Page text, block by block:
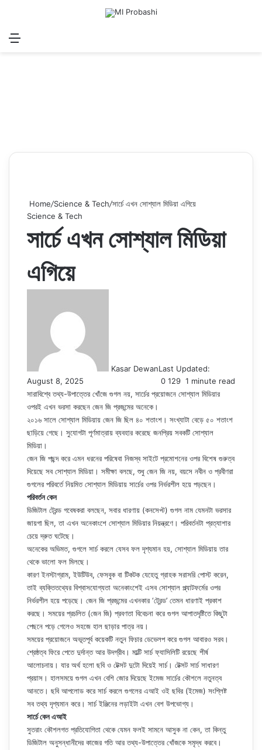
Menu
Home/Science & Tech/সার্চে এখন সোশ্যাল মিডিয়া এগিয়ে
Science & Tech
সার্চে এখন সোশ্যাল মিডিয়া
এগিয়ে
Kasar DewanLast Updated:
August 8, 2025
0 129 1 minute read
সারাবিশ্বে তথ্য-উপাত্তের খোঁজে গুগল নয়, সার্চের প্রয়োজনে সোশ্যাল মিডিয়ার
ওপরই এখন ভরসা করছেন জেন জি প্রজন্মের অনেকে।
২০১৬ সালে সোশ্যাল মিডিয়ায় জেন জি ছিল ৪০ শতাংশ। সংখ্যাটা বেড়ে ৫০ শতাংশ
ছাড়িয়ে গেছে। সুযোগটা পূর্ণমাত্রায় ব্যবহার করেছে জনপ্রিয় সবকটি সোশ্যাল
মিডিয়া।
জেন জি পছন্দ করে এমন ধরনের পরিষেবা নিজস্ব সাইটে প্রমোশনের ওপর বিশেষ গুরুত্ব
দিয়েছে সব সোশ্যাল মিডিয়া। সমীক্ষা বলছে, শুধু জেন জি নয়, বয়সে নবীন ও প্রবীণরা
গুগলের পরিবর্তে নিয়মিত সোশ্যাল মিডিয়ায় সার্চের ওপর নির্ভরশীল হয়ে পড়ছেন।
পরিবর্তন কেন
ডিজিটাল ট্রেন্ড গবেষকরা বলছেন, সবার ধারণায় (কনসেপ্ট) গুগল নাম যেমনটা ভরসার
জায়গা ছিল, তা এখন অনেকাংশে সোশ্যাল মিডিয়ার নিয়ন্ত্রণে। পরিবর্তনটা প্রত্যাশার
চেয়ে দ্রুত ঘটেছে।
অনেকের অভিমত, গুগলে সার্চ করলে যেসব ফল দৃশ্যমান হয়, সোশ্যাল মিডিয়ায় তার
থেকে ভালো ফল মিলছে।
কারণ ইনস্টাগ্রাম, ইউটিউব, ফেসবুক বা টিকটক যেহেতু গ্রাহক সরাসরি পোস্ট করেন,
তাই ব্যক্তিতথ্যের বিশ্বাসযোগ্যতা অনেকাংশেই এসব সোশ্যাল প্ল্যাটফর্মের ওপর
নির্ভরশীল হয়ে পড়েছে। জেন জি প্রজন্মের এখনকার ‘ট্রেন্ড’ তেমন ধারণাই প্রকাশ
করছে। সময়ের প্রচলিত (জেন জি) প্রবণতা বিবেচনা করে গুগল আপাতদৃষ্টিতে কিছুটা
পেছনে পড়ে গেলেও সহজে হাল ছাড়ার পাত্র নয়।
সময়ের প্রয়োজনে অভূতপূর্ব কয়েকটি নতুন ফিচার ডেভেলপ করে গুগল আবারও সরব।
শ্রেষ্ঠত্ব ফিরে পেতে দুর্দান্ত আর উদগ্রীব। মাল্টি সার্চ ফ্যাসিলিটি রয়েছে শীর্ষ
আলোচনায়। যার অর্থ হলো ছবি ও টেক্সট দুটো দিয়েই সার্চ। টেক্সট সার্চ সাধারণ
প্রয়াস। হালসময়ে গুগল এখন বেশি জোর দিয়েছে ইমেজ সার্চের কৌশলে নতুনত্ব
আনতে। ছবি আপলোড করে সার্চ করলে গুগলের এআই ওই ছবির (ইমেজ) সংশ্লিষ্ট
সব তথ্য দৃশ্যমান করে। সার্চ ইঞ্জিনের লড়াইটা এখন বেশ উপভোগ্য।
সার্চে কেন এআই
সুতরাং কৌশলগত প্রতিযোগিতা থেকে যেমন ফলই সামনে আসুক না কেন, তা কিন্তু
ডিজিটাল অনুসন্ধানীদের কাজের গতি আর তথ্য-উপাত্তের খোঁজকে সমৃদ্ধ করবে।